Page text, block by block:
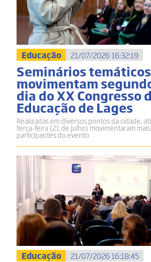
Educação 21/07/2026 16:32:19
Seminários temáticos
movimentam
dia do XX Congresso
Educação de Lages
Realizadas em diversos pontos da cidade,
terça-feira (21 de julho) movimentaram
participantes do evento
Educação 21/07/2026 16:18:45